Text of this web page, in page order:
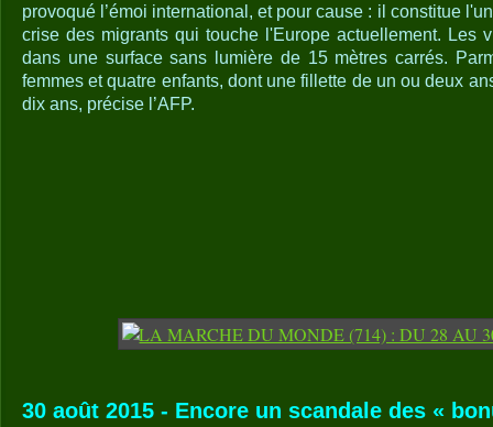
provoqué l’émoi international, et pour cause : il constitue
crise des migrants qui touche l'Europe actuellement. Les
dans une surface sans lumière de 15 mètres carrés.
femmes et quatre enfants, dont une fillette de un ou deux
dix ans, précise l’AFP.
30 août 2015 - Encore un scandale des «